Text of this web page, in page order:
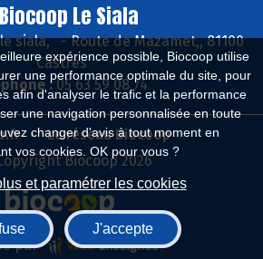
expérience possible, Biocoop utilise
une performance optimale du site, pour
afin d'analyser le trafic et la performance
une navigation personnalisée en toute
changer d'avis à tout moment en
vos cookies. OK pour vous ?
et paramétrer les cookies
J'accepte
Biocoop Le Siala
le siala,-Route de Mazamet,, 81100
Castres
:05 63 59 08 74
Le réseau Biocoop
Biocoop 2026
par